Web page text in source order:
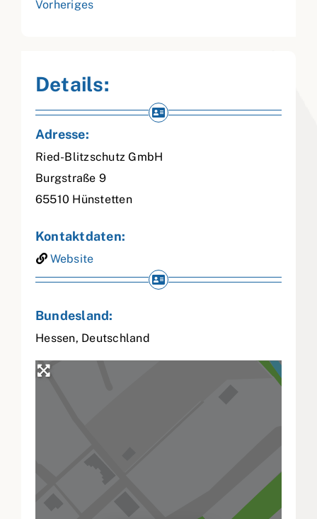
Vorheriges
Details:
Adresse:
Ried-Blitzschutz GmbH
Burgstraße 9
65510 Hünstetten
Kontaktdaten:
Website
Bundesland:
Hessen, Deutschland